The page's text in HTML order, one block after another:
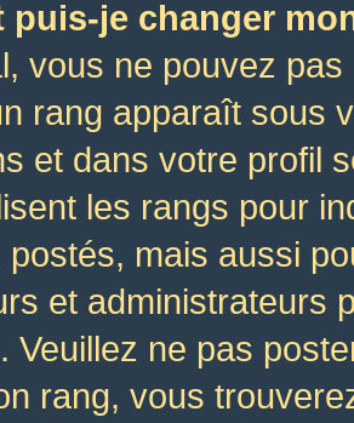
puis-je changer
vous ne pouvez
rang apparaît sous
et dans votre profil
les rangs pour
mais aussi
et administrateurs
Veuillez ne pas
rang, vous